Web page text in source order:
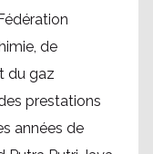
de
du gaz
prestations
années de